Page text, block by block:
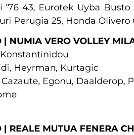
’76 43, Eurotek Uyba
Perugia 25, Honda Olivero
| NUMIA VERO VOLLEY
Heyrman, Kurtagic
Cazaute, Egonu, Daalderop,
| REALE MUTUA FENERA